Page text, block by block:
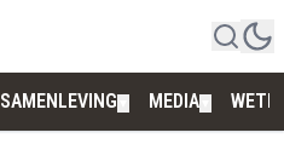
SAMENLEVING MEDIA